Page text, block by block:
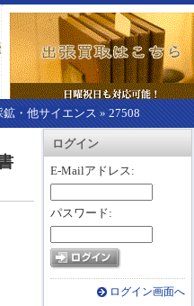
・他サイエンス » 27508
カートを見る
ログイン
E-Mailアドレス:
パスワード:
ログイン画面へ